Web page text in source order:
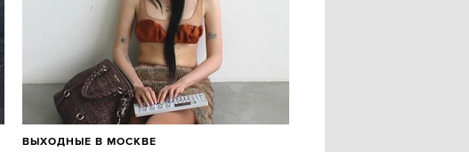
ВЫХОДНЫЕ В МОСКВЕ